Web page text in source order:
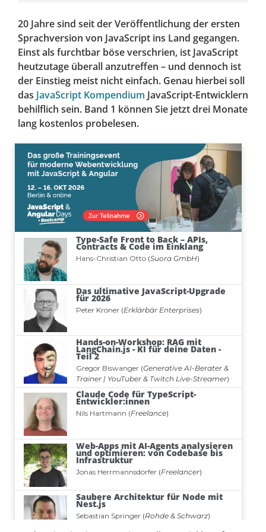
20 Jahre sind seit der Veröffentlichung der ersten
Sprachversion von JavaScript ins Land gegangen.
Einst als furchtbar böse verschrien, ist JavaScript
heutzutage überall anzutreffen – und dennoch ist
der Einstieg meist nicht einfach. Genau hierbei soll
das JavaScript Kompendium JavaScript-Entwicklern
behilflich sein. Band 1 können Sie jetzt drei Monate
lang kostenlos probelesen.